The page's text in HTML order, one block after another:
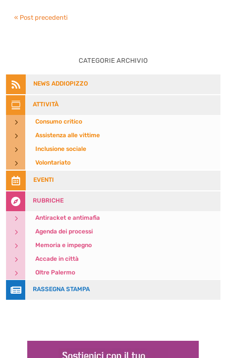
« Post precedenti
CATEGORIE ARCHIVIO
 NEWS ADDIOPIZZO
 ATTIVITÀ
5 Consumo critico
5 Assistenza alle vittime
5 Inclusione sociale
5 Volontariato
 EVENTI
 RUBRICHE
5 Antiracket e antimafia
5 Agenda dei processi
5 Memoria e impegno
5 Accade in città
5 Oltre Palermo
 RASSEGNA STAMPA